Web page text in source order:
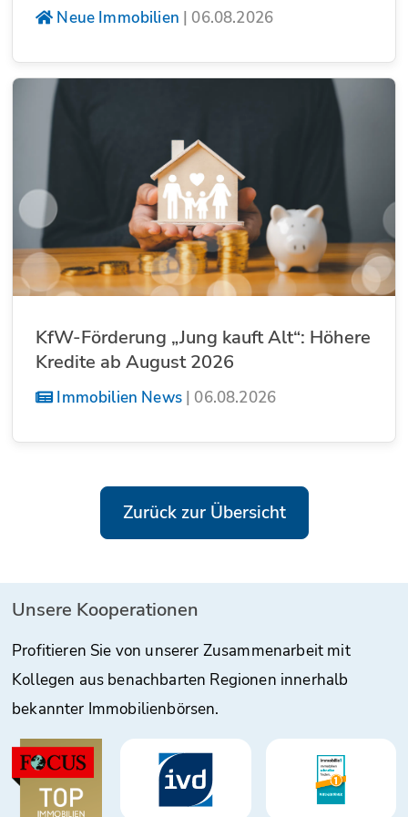
Neue Immobilien | 06.08.2026
KfW-Förderung „Jung kauft Alt“: Höhere
Kredite ab August 2026
Immobilien News| 06.08.2026
Zurück zur Übersicht
Unsere Kooperationen
Profitieren Sie von unserer Zusammenarbeit mit
Kollegen aus benachbarten Regionen innerhalb
bekannter Immobilienbörsen.